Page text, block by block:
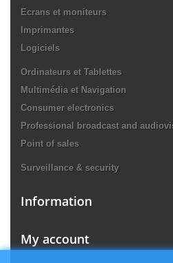
Ecrans et moniteurs
Imprimantes
Logiciels
Ordinateurs et Tablettes
Multimédia et Navigation
Consumer electronics
Professional broadcast and
Point of sales
Surveillance & security
Information
My account